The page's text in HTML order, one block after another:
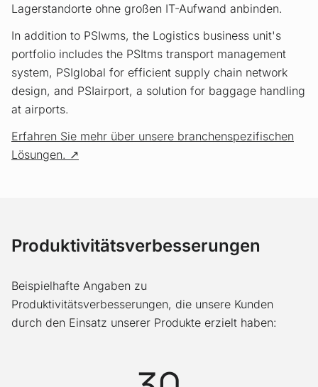
Lagerstandorte ohne großen IT-Aufwand anbinden.
In addition to PSIwms, the Logistics business unit's
portfolio includes the PSItms transport management
system, PSIglobal for efficient supply chain network
design, and PSIairport, a solution for baggage handling
at airports.
Erfahren Sie mehr über unsere branchenspezifischen
Lösungen.
Produktivitätsverbesserungen
Beispielhafte Angaben zu
Produktivitätsverbesserungen, die unsere Kunden
durch den Einsatz unserer Produkte erzielt haben: